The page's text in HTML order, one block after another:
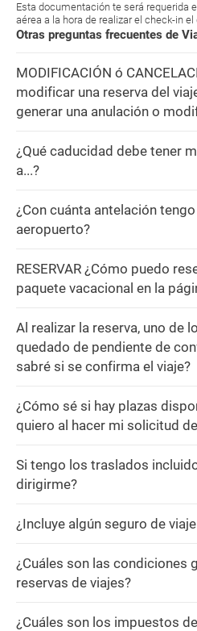
Esta documentación te será requerida
aérea a la hora de realizar el check-in el
Otras preguntas frecuentes de
MODIFICACIÓN ó
modificar una reserva del
generar una anulación o
¿Qué caducidad debe tener
a...?
¿Con cuánta antelación
aeropuerto?
RESERVAR ¿Cómo puedo
paquete vacacional en la
Al realizar la reserva, uno de
quedado de pendiente de
sabré si se confirma el viaje?
¿Cómo sé si hay plazas
quiero al hacer mi solicitud
Si tengo los traslados
dirigirme?
¿Incluye algún seguro de
¿Cuáles son las condiciones
reservas de viajes?
¿Cuáles son los impuestos